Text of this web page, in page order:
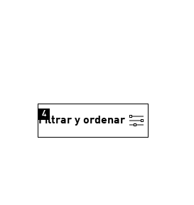
Filtrar y ordenar
4